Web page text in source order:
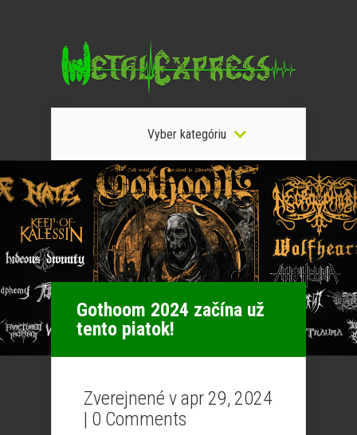
Vyber kategóriu
Gothoom 2024 začína už
tento piatok!
Zverejnené v apr 29, 2024
| 0 Comments